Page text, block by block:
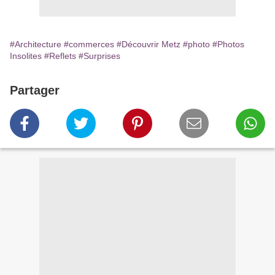
#Architecture #commerces #Découvrir Metz #photo #Photos
Insolites #Reflets #Surprises
Partager